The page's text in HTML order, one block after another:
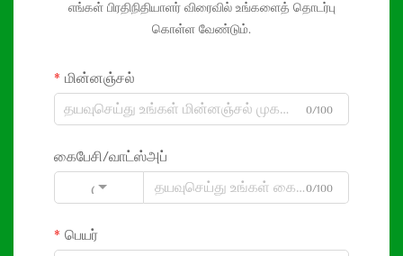
எங்கள் பிரதிநிதியாளர் விரைவில் உங்களைத் தொடர்பு
கொள்ள வேண்டும்.
மின்னஞ்சல்
0/100
கைபேசி/வாட்ஸ்அப்
Code 0/100
பெயர்